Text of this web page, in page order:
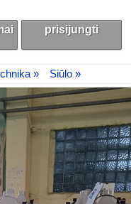
prisijungti
» Siūlo »